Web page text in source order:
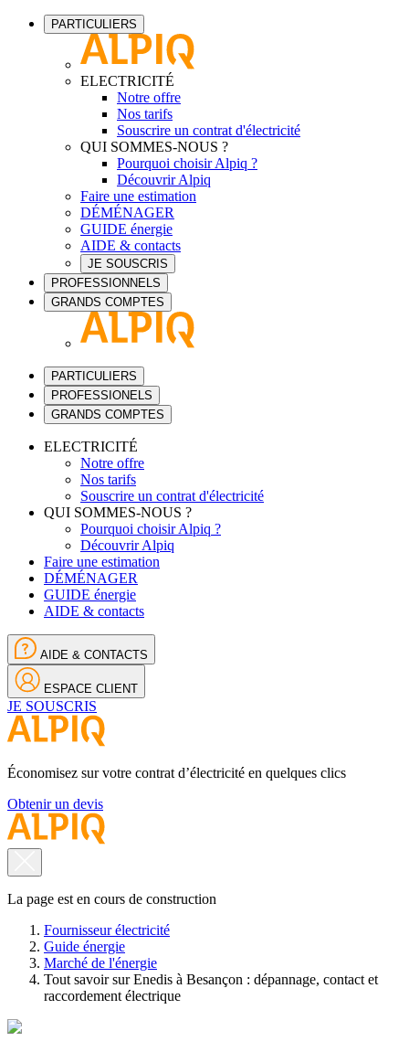
PARTICULIERS
ELECTRICITÉ
Notre offre
Nos tarifs
Souscrire un contrat d'électricité
QUI SOMMES-NOUS ?
Pourquoi choisir Alpiq ?
Découvrir Alpiq
Faire une estimation
DÉMÉNAGER
GUIDE énergie
AIDE & contacts
JE SOUSCRIS
PROFESSIONNELS
GRANDS COMPTES
PARTICULIERS
PROFESSIONELS
GRANDS COMPTES
ELECTRICITÉ
Notre offre
Nos tarifs
Souscrire un contrat d'électricité
QUI SOMMES-NOUS ?
Pourquoi choisir Alpiq ?
Découvrir Alpiq
Faire une estimation
DÉMÉNAGER
GUIDE énergie
AIDE & contacts
AIDE & CONTACTS
ESPACE CLIENT
JE SOUSCRIS
Économisez sur votre contrat d’électricité en quelques clics
Obtenir un devis
La page est en cours de construction
Fournisseur électricité
Guide énergie
Marché de l'énergie
Tout savoir sur Enedis à Besançon : dépannage, contact et
raccordement électrique